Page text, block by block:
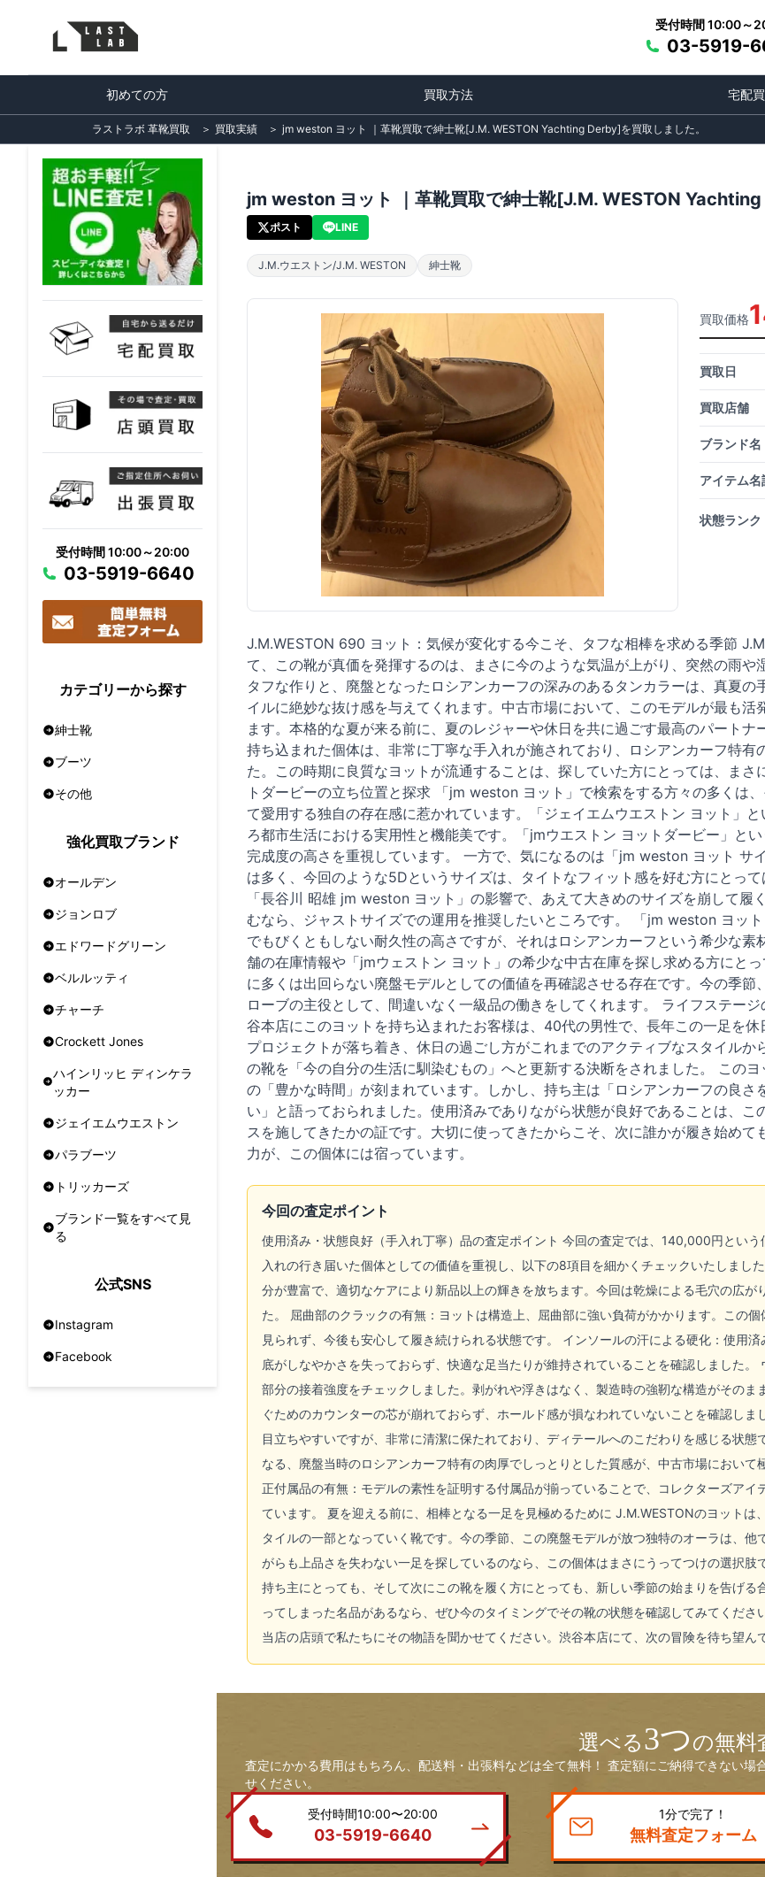
受付時間 10:00～
03-5919-
初めての方 買取方法 宅配
ラストラボ 革靴買取 ＞ 買取実績 ＞ jm weston ヨット ｜革靴買取で紳士靴[J.M. WESTON Yachting Derby]を買取しました。
受付時間 10:00～20:00
03-5919-6640
カテゴリーから探す
紳士靴
ブーツ
その他
強化買取ブランド
オールデン
ジョンロブ
エドワードグリーン
ベルルッティ
チャーチ
Crockett Jones
ハインリッヒ ディンケラ
ッカー
ジェイエムウエストン
パラブーツ
トリッカーズ
ブランド一覧をすべて見
る
公式SNS
Instagram
Facebook
jm weston ヨット ｜革靴買取で紳士靴[J.M. WESTON Yachting
ポスト LINE
J.M.ウエストン/J.M. WESTON 紳士靴
買取価格
買取日
買取店舗
ブランド名
アイテム名
状態ランク
J.M.WESTON 690 ヨット：気候が変化する今こそ、タフな相棒を求める季節
て、この靴が真価を発揮するのは、まさに今のような気温が上がり、突然の雨
タフな作りと、廃盤となったロシアンカーフの深みのあるタンカラーは、真夏
イルに絶妙な抜け感を与えてくれます。中古市場において、このモデルが最も
ます。本格的な夏が来る前に、夏のレジャーや休日を共に過ごす最高のパート
持ち込まれた個体は、非常に丁寧な手入れが施されており、ロシアンカーフ特
た。この時期に良質なヨットが流通することは、探していた方にとっては、ま
トダービーの立ち位置と探求 「jm weston ヨット」で検索をする方々の多くは
て愛用する独自の存在感に惹かれています。「ジェイエムウエストン ヨット」
ろ都市生活における実用性と機能美です。「jmウエストン ヨットダービー」と
完成度の高さを重視しています。 一方で、気になるのは「jm weston ヨット サ
は多く、今回のような5Dというサイズは、タイトなフィット感を好む方にとっ
「長谷川 昭雄 jm weston ヨット」の影響で、あえて大きめのサイズを崩して履
むなら、ジャストサイズでの運用を推奨したいところです。 「jm weston ヨッ
でもびくともしない耐久性の高さですが、それはロシアンカーフという希少な
舗の在庫情報や「jmウェストン ヨット」の希少な中古在庫を探し求める方にと
に多くは出回らない廃盤モデルとしての価値を再確認させる存在です。今の季
ローブの主役として、間違いなく一級品の働きをしてくれます。 ライフステー
谷本店にこのヨットを持ち込まれたお客様は、40代の男性で、長年この一足を
プロジェクトが落ち着き、休日の過ごし方がこれまでのアクティブなスタイル
の靴を「今の自分の生活に馴染むもの」へと更新する決断をされました。 この
の「豊かな時間」が刻まれています。しかし、持ち主は「ロシアンカーフの良
い」と語っておられました。使用済みでありながら状態が良好であることは、
スを施してきたかの証です。大切に使ってきたからこそ、次に誰かが履き始め
力が、この個体には宿っています。
今回の査定ポイント
使用済み・状態良好（手入れ丁寧）品の査定ポイント 今回の査定では、140,000円とい
入れの行き届いた個体としての価値を重視し、以下の8項目を細かくチェックいたしまし
分が豊富で、適切なケアにより新品以上の輝きを放ちます。今回は乾燥による毛穴の広
た。 屈曲部のクラックの有無：ヨットは構造上、屈曲部に強い負荷がかかります。この
見られず、今後も安心して履き続けられる状態です。 インソールの汗による硬化：使用
底がしなやかさを失っておらず、快適な足当たりが維持されていることを確認しました
部分の接着強度をチェックしました。剥がれや浮きはなく、製造時の強靭な構造がその
ぐためのカウンターの芯が崩れておらず、ホールド感が損なわれていないことを確認し
目立ちやすいですが、非常に清潔に保たれており、ディテールへのこだわりを感じる状
なる、廃盤当時のロシアンカーフ特有の肉厚でしっとりとした質感が、中古市場におい
正付属品の有無：モデルの素性を証明する付属品が揃っていることで、コレクターズア
ています。 夏を迎える前に、相棒となる一足を見極めるために J.M.WESTONのヨット
タイルの一部となっていく靴です。今の季節、この廃盤モデルが放つ独特のオーラは、
がらも上品さを失わない一足を探しているのなら、この個体はまさにうってつけの選択肢
持ち主にとっても、そして次にこの靴を履く方にとっても、新しい季節の始まりを告げ
ってしまった名品があるなら、ぜひ今のタイミングでその靴の状態を確認してみてくだ
当店の店頭で私たちにその物語を聞かせてください。渋谷本店にて、次の冒険を待ち望ん
選べる3つの無料
査定にかかる費用はもちろん、配送料・出張料などは全て無料！ 査定額にご納得できない
せください。
受付時間10:00〜20:00
03-5919-6640
1分で完了！
無料査定フォーム